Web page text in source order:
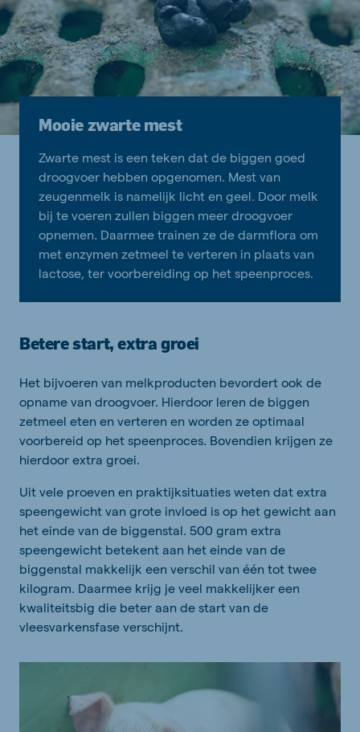
Mooie zwarte mest
Zwarte mest is een teken dat de biggen goed
droogvoer hebben opgenomen. Mest van
zeugenmelk is namelijk licht en geel. Door melk
bij te voeren zullen biggen meer droogvoer
opnemen. Daarmee trainen ze de darmflora om
met enzymen zetmeel te verteren in plaats van
lactose, ter voorbereiding op het speenproces.
Betere start, extra groei
Het bijvoeren van melkproducten bevordert ook de
opname van droogvoer. Hierdoor leren de biggen
zetmeel eten en verteren en worden ze optimaal
voorbereid op het speenproces. Bovendien krijgen ze
hierdoor extra groei.
Uit vele proeven en praktijksituaties weten dat extra
speengewicht van grote invloed is op het gewicht aan
het einde van de biggenstal. 500 gram extra
speengewicht betekent aan het einde van de
biggenstal makkelijk een verschil van één tot twee
kilogram. Daarmee krijg je veel makkelijker een
kwaliteitsbig die beter aan de start van de
vleesvarkensfase verschijnt.